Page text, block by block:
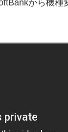
から機種